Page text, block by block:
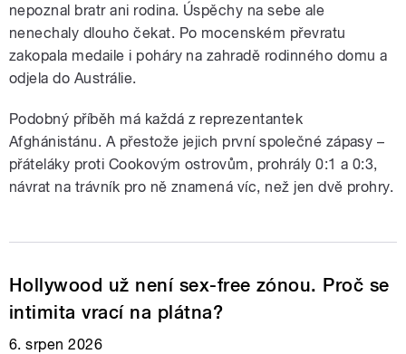
nepoznal bratr ani rodina. Úspěchy na sebe ale
nenechaly dlouho čekat. Po mocenském převratu
zakopala medaile i poháry na zahradě rodinného domu a
odjela do Austrálie.
Podobný příběh má každá z reprezentantek
Afghánistánu. A přestože jejich první společné zápasy –
přáteláky proti Cookovým ostrovům, prohrály 0:1 a 0:3,
návrat na trávník pro ně znamená víc, než jen dvě prohry.
Hollywood už není sex-free zónou. Proč se
intimita vrací na plátna?
6. srpen 2026